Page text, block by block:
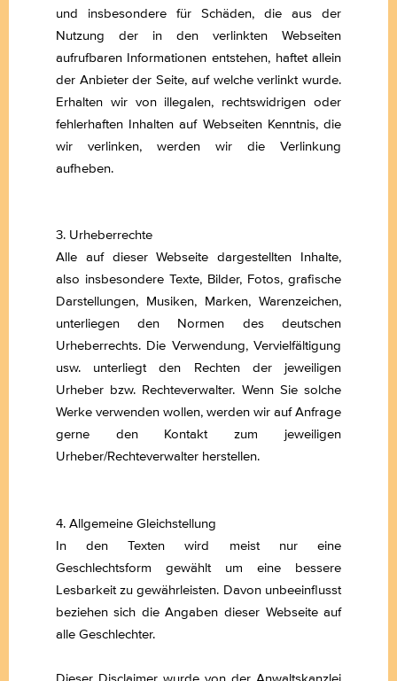
CATERING
BULLETIN
und insbesondere für Schäden, die aus der
Nutzung der in den verlinkten Webseiten
aufrufbaren Informationen entstehen, haftet allein
der Anbieter der Seite, auf welche verlinkt wurde.
Erhalten wir von illegalen, rechtswidrigen oder
fehlerhaften Inhalten auf Webseiten Kenntnis, die
wir verlinken, werden wir die Verlinkung
aufheben.
3. Urheberrechte
Alle auf dieser Webseite dargestellten Inhalte,
also insbesondere Texte, Bilder, Fotos, grafische
Darstellungen, Musiken, Marken, Warenzeichen,
unterliegen den Normen des deutschen
Urheberrechts. Die Verwendung, Vervielfältigung
usw. unterliegt den Rechten der jeweiligen
Urheber bzw. Rechteverwalter. Wenn Sie solche
Werke verwenden wollen, werden wir auf Anfrage
gerne den Kontakt zum jeweiligen
Urheber/Rechteverwalter herstellen.
4. Allgemeine Gleichstellung
In den Texten wird meist nur eine
Geschlechtsform gewählt um eine bessere
Lesbarkeit zu gewährleisten. Davon unbeeinflusst
beziehen sich die Angaben dieser Webseite auf
alle Geschlechter.